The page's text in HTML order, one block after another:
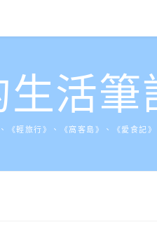
活筆
《輕旅行》、《窩客島》、《愛食記